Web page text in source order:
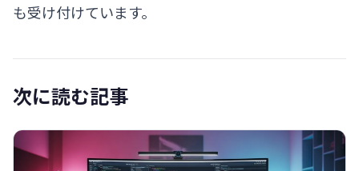
も受け付けています。
次に読む記事